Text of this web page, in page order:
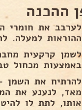
ההכנה
לערבב את חומרי
ההוראות למעלה.
לשמן קרקעית
באמצעות מכחול
להרתיח את השמן
מאד, לנענע את
אותו, לתת לו